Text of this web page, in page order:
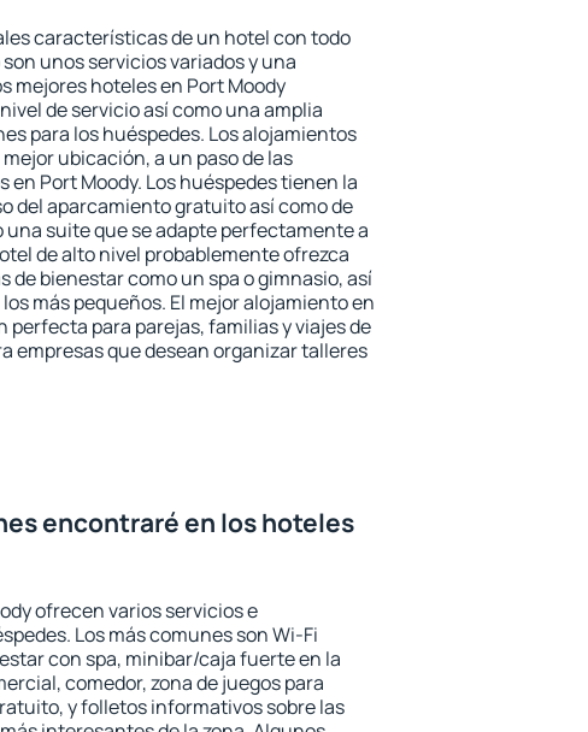
características de un hotel con todo
unos servicios variados y una
mejores hoteles en Port Moody
de servicio así como una amplia
para los huéspedes. Los alojamientos
ubicación, a un paso de las
Port Moody. Los huéspedes tienen la
del aparcamiento gratuito así como de
suite que se adapte perfectamente a
de alto nivel probablemente ofrezca
de bienestar como un spa o gimnasio, así
más pequeños. El mejor alojamiento en
perfecta para parejas, familias y viajes de
empresas que desean organizar talleres
encontraré en los hoteles
ofrecen varios servicios e
Los más comunes son Wi-Fi
con spa, minibar/caja fuerte en la
comedor, zona de juegos para
y folletos informativos sobre las